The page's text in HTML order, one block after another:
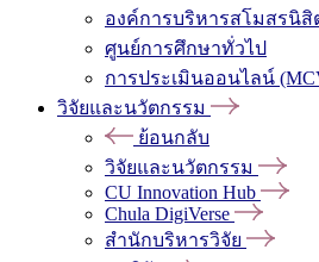
องค์การบริหารสโมสรนิสิ
ศูนย์การศึกษาทั่วไป
การประเมินออนไลน์
วิจัยและนวัตกรรม
ย้อนกลับ
วิจัยและนวัตกรรม
CU Innovation Hub
Chula DigiVerse
สำนักบริหารวิจัย